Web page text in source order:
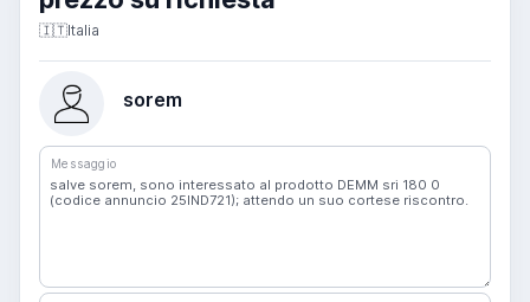
🇮🇹Italia
sorem
Messaggio